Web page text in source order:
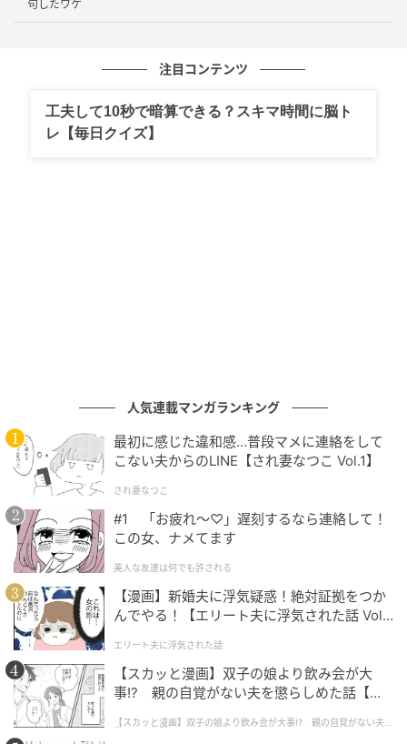
大塚みちこ（@mt_mitty
ん。この一件をキッカケに、壊れたフルートを蘇らせ
理目的で買うようになったそうです！わざわざお金を
払ってフルートを直しているだなんて、なんだか素敵
大塚みちこ
1988年生まれ。大阪出身で滋賀育ちの漫画家。 心の
き。昔ながらの伝統も大好き。カルピスも大好き。
作品をもっとみる
の記事をもっとみる
句したワケ
注目コンテンツ
工夫して10秒で暗算できる？スキマ時間に脳ト
レ【毎日クイズ】
人気連載マンガランキング
最初に感じた違和感…普段マメに連絡をして
こない夫からのLINE【され妻なつこ Vol.1】
され妻なつこ
#1 「お疲れ〜♡」遅刻するなら連絡して！
この女、ナメてます
美人な友達は何でも許される
【漫画】新婚夫に浮気疑惑！絶対証拠をつか
んでやる！【エリート夫に浮気された話 Vol.
エリート夫に浮気された話
【スカッと漫画】双子の娘より飲み会が大
事!? 親の自覚がない夫を懲らしめた話【第1
【スカッと漫画】双子の娘より飲み会が大事!? 親の自覚がない夫を
懲らしめた話